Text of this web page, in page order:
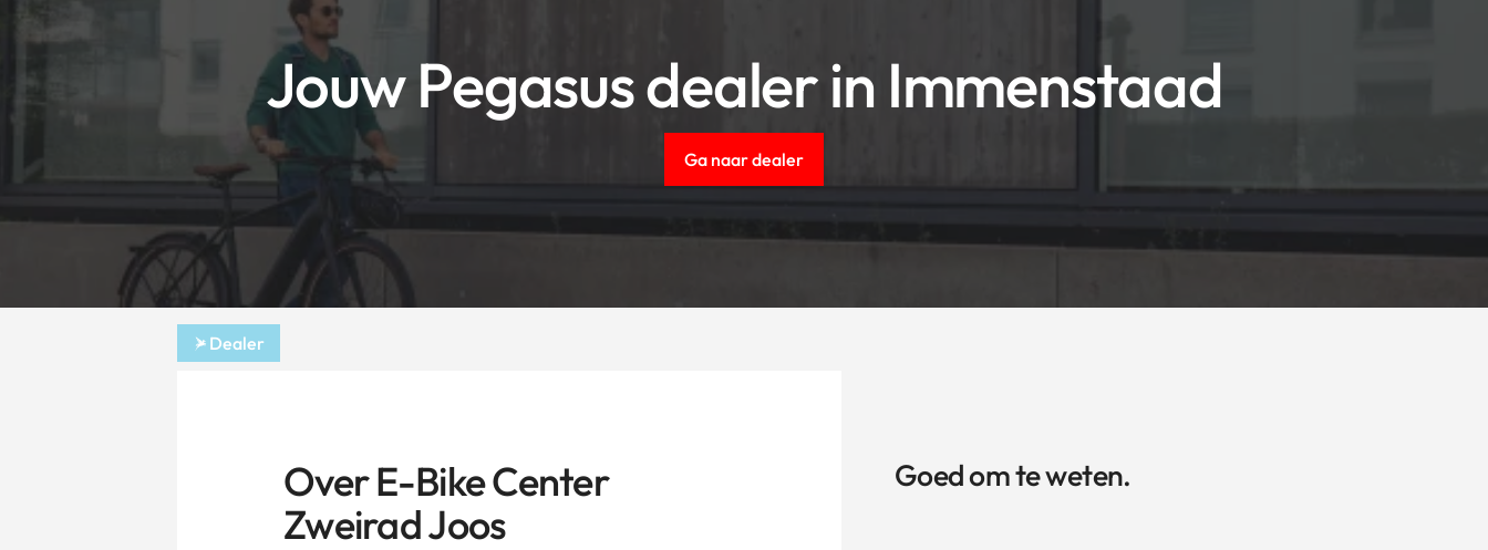
Jouw Pegasus dealer in Immenstaad
Ga naar dealer
Dealer
Goed om te weten.
Over E-Bike Center
Zweirad Joos